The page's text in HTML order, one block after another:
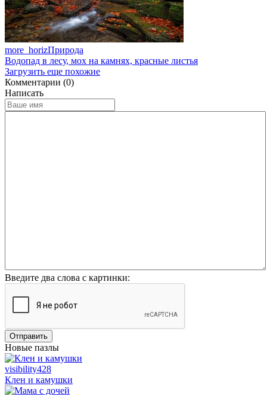
more_horizПрирода
Водопад в лесу, мох на камнях, красные листья
Загрузить еще похожие
Комментарии (0)
Написать
Введите два слова с картинки:
Отправить
Новые пазлы
visibility428
Клен и камушки